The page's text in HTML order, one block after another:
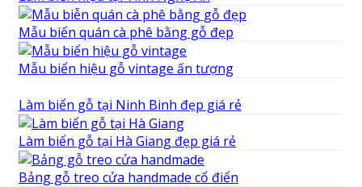
Mẫu biển quán cà phê bằng gỗ đẹp
Mẫu biển hiệu gỗ vintage ấn tượng
Làm biển gỗ tại Ninh Binh đẹp giá rẻ
Làm biển gỗ tại Hà Giang đẹp giá rẻ
Bảng gỗ treo cửa handmade cổ điển